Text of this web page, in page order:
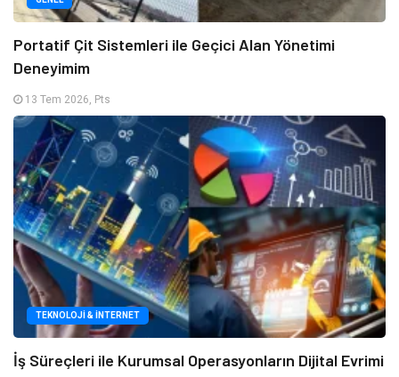
Portatif Çit Sistemleri ile Geçici Alan Yönetimi
Deneyimim
13 Tem 2026, Pts
TEKNOLOJI & İNTERNET
İş Süreçleri ile Kurumsal Operasyonların Dijital Evrimi